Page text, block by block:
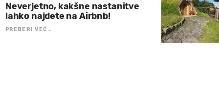
Neverjetno, kakšne nastanitve
lahko najdete na Airbnb!
PREBERI VEČ…